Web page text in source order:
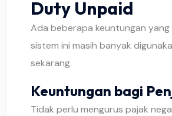
Duty Unpaid
Ada beberapa keuntungan
sistem ini masih banyak
sekarang.
Keuntungan bagi
Tidak perlu mengurus pajak